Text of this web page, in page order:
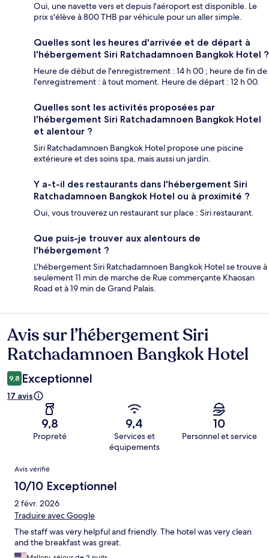
Oui, une navette vers et depuis l'aéroport est disponible. Le
prix s'élève à 800 THB par véhicule pour un aller simple.
Quelles sont les heures d'arrivée et de départ à
l'hébergement Siri Ratchadamnoen Bangkok Hotel ?
Heure de début de l'enregistrement : 14 h 00 ; heure de fin de
l'enregistrement : à tout moment. Heure de départ : 12 h 00.
Quelles sont les activités proposées par
l'hébergement Siri Ratchadamnoen Bangkok Hotel
et alentour ?
Siri Ratchadamnoen Bangkok Hotel propose une piscine
extérieure et des soins spa, mais aussi un jardin.
Y a-t-il des restaurants dans l'hébergement Siri
Ratchadamnoen Bangkok Hotel ou à proximité ?
Oui, vous trouverez un restaurant sur place : Siri restaurant.
Que puis-je trouver aux alentours de
l'hébergement ?
L'hébergement Siri Ratchadamnoen Bangkok Hotel se trouve à
seulement 11 min de marche de Rue commerçante Khaosan
Road et à 19 min de Grand Palais.
Avis
Avis sur l’hébergement Siri
Ratchadamnoen Bangkok Hotel
9,8 Exceptionnel
17 avis
9,8
Propreté
9,4
Services et
équipements
10
Personnel et service
Avis
Avis vérifié
10/10 Exceptionnel
2 févr. 2026
Traduire avec Google
The staff was very helpful and friendly. The hotel was very clean
and the breakfast was great.